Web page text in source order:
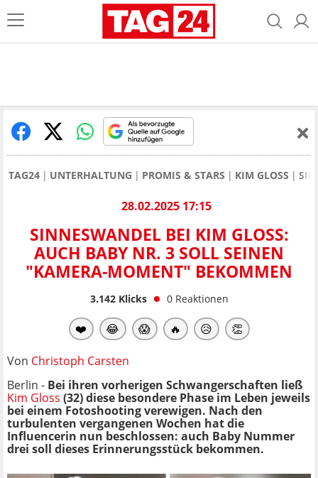
TAG24 UNTERHALTUNG PROMIS & STARS KIM GLOSS
28.02.2025 17:15
SINNESWANDEL BEI KIM GLOSS:
AUCH BABY NR. 3 SOLL SEINEN
"KAMERA-MOMENT" BEKOMMEN
3.142Klicks 0 Reaktionen
❤️ 😂 😱 🔥 😥 👏
Von Christoph Carsten
Berlin - Bei ihren vorherigen Schwangerschaften ließ
Kim Gloss (32) diese besondere Phase im Leben jeweils
bei einem Fotoshooting verewigen. Nach den
turbulenten vergangenen Wochen hat die
Influencerin nun beschlossen: auch Baby Nummer
drei soll dieses Erinnerungsstück bekommen.